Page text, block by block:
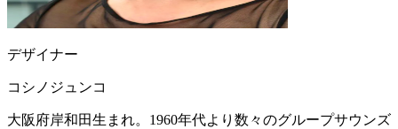
デザイナー
コシノジュンコ
大阪府岸和田生まれ。1960年代より数々のグループサウンズ